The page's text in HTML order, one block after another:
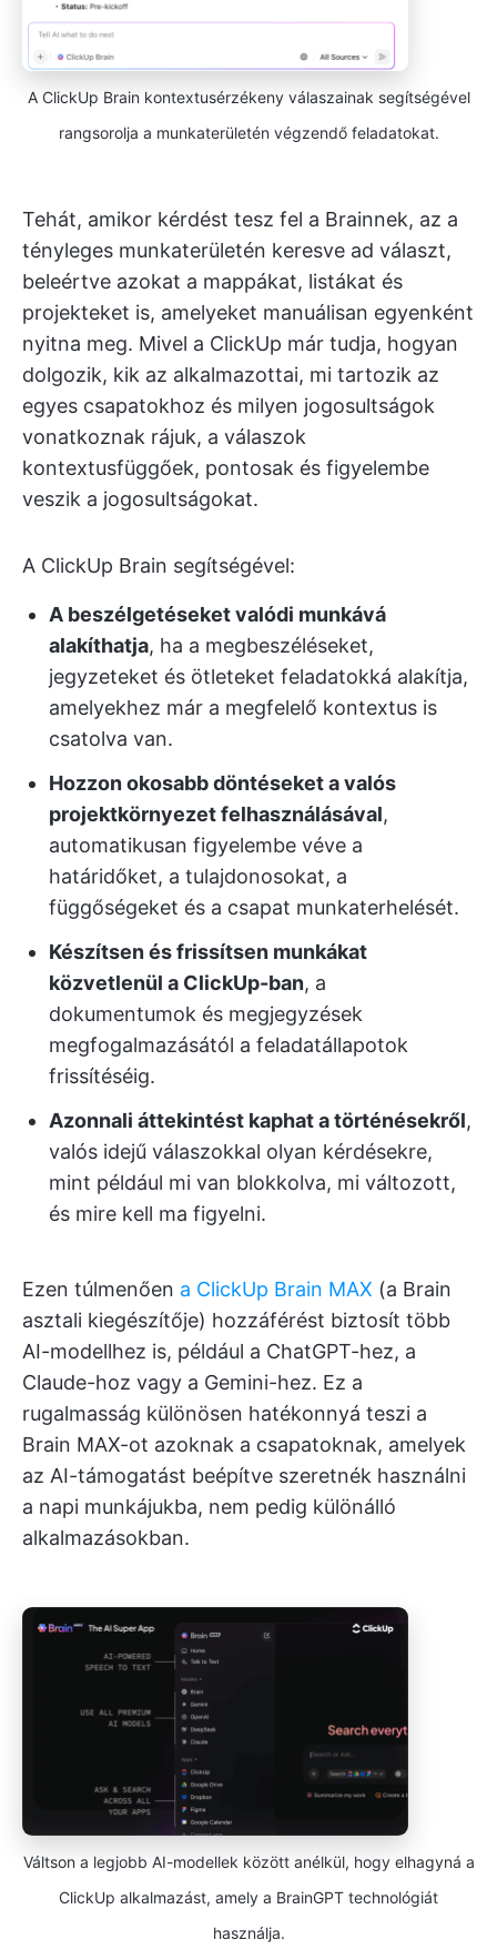
A ClickUp Brain kontextusérzékeny válaszainak segítségével
rangsorolja a munkaterületén végzendő feladatokat.
Tehát, amikor kérdést tesz fel a Brainnek, az a
tényleges munkaterületén keresve ad választ,
beleértve azokat a mappákat, listákat és
projekteket is, amelyeket manuálisan egyenként
nyitna meg. Mivel a ClickUp már tudja, hogyan
dolgozik, kik az alkalmazottai, mi tartozik az
egyes csapatokhoz és milyen jogosultságok
vonatkoznak rájuk, a válaszok
kontextusfüggőek, pontosak és figyelembe
veszik a jogosultságokat.
A ClickUp Brain segítségével:
A beszélgetéseket valódi munkává
alakíthatja, ha a megbeszéléseket,
jegyzeteket és ötleteket feladatokká alakítja,
amelyekhez már a megfelelő kontextus is
csatolva van.
Hozzon okosabb döntéseket a valós
projektkörnyezet felhasználásával,
automatikusan figyelembe véve a
határidőket, a tulajdonosokat, a
függőségeket és a csapat munkaterhelését.
Készítsen és frissítsen munkákat
közvetlenül a ClickUp-ban, a
dokumentumok és megjegyzések
megfogalmazásától a feladatállapotok
frissítéséig.
Azonnali áttekintést kaphat a történésekről,
valós idejű válaszokkal olyan kérdésekre,
mint például mi van blokkolva, mi változott,
és mire kell ma figyelni.
Ezen túlmenően a ClickUp Brain MAX (a Brain
asztali kiegészítője) hozzáférést biztosít több
AI-modellhez is, például a ChatGPT-hez, a
Claude-hoz vagy a Gemini-hez. Ez a
rugalmasság különösen hatékonnyá teszi a
Brain MAX-ot azoknak a csapatoknak, amelyek
az AI-támogatást beépítve szeretnék használni
a napi munkájukba, nem pedig különálló
alkalmazásokban.
Váltson a legjobb AI-modellek között anélkül, hogy elhagyná a
ClickUp alkalmazást, amely a BrainGPT technológiát
használja.